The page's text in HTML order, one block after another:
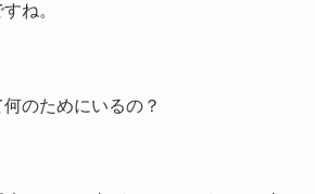
ね。
のためにいるの？